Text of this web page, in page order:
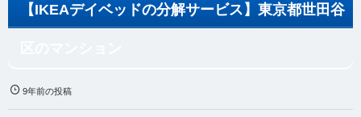
【IKEAデイベッドの分解サービス】東京都世田谷
9年前の投稿